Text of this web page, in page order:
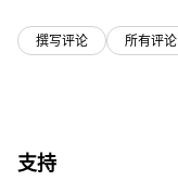
撰写评论 所有评论
支持